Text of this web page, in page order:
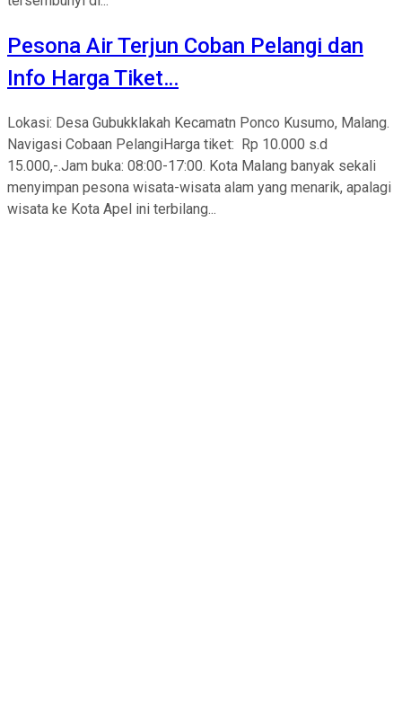
Pesona Air Terjun Coban Pelangi dan
Info Harga Tiket…
Lokasi: Desa Gubukklakah Kecamatn Ponco Kusumo, Malang.
Navigasi Cobaan PelangiHarga tiket: Rp 10.000 s.d
15.000,-.Jam buka: 08:00-17:00. Kota Malang banyak sekali
menyimpan pesona wisata-wisata alam yang menarik, apalagi
wisata ke Kota Apel ini terbilang...